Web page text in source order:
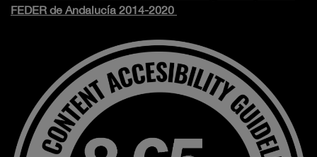
FEDER de Andalucía 2014-2020